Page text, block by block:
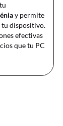
y permite
tu dispositivo.
efectivas
que tu PC